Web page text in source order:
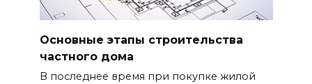
Основные этапы строительства
частного дома
В последнее время при покупке жилой